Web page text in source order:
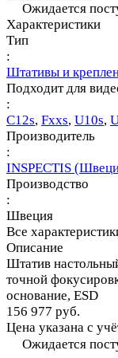
Ожидается
Характеристики
Тип
:
Штативы и
Подходит для
:
С12s, Fххs, U10s,
Производитель
:
INSPECTIS
Производство
:
Швеция
Все
Описание
Штатив
точной
основание, ESD
156 977 руб.
Цена указана с
Ожидается